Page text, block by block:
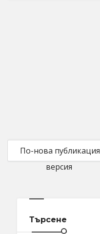
По-нова публикация
версия
Търсене